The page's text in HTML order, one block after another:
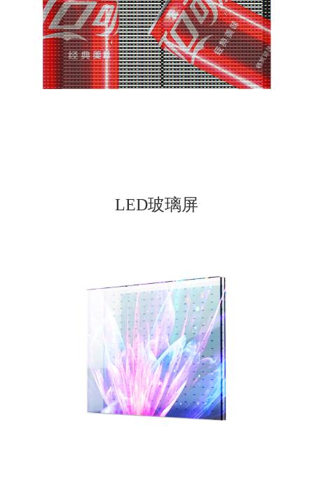
LED玻璃屏